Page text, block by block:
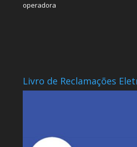
operadora
Livro de Reclamações